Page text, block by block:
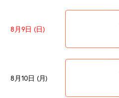
8月9日 (日)
8月10日 (月)